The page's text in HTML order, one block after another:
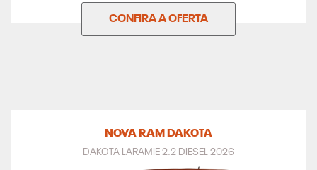
CONFIRA A OFERTA
NOVA RAM DAKOTA
DAKOTA LARAMIE 2.2 DIESEL 2026